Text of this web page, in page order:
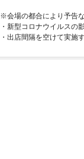
※会場の都合により予告
・新型コロナウイルスの